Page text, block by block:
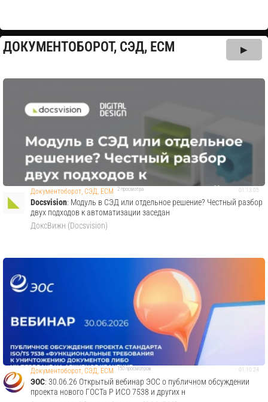
ДОКУМЕНТОБОРОТ, СЭД, ECM ▶
01:13:05
Документоборот, СЭД, ECM 2 просмотра
Docsvision: Модуль в СЭД или отдельное решение? Честный разбор
двух подходов к автоматизации заседан
ДоксВижн (Docsvision)
01:10:24
Документоборот, СЭД, ECM 150 просмотров
ЭОС: 30.06.26 Открытый вебинар ЭОС о публичном обсуждении
проекта нового ГОСТа Р ИСО 7538 и других н